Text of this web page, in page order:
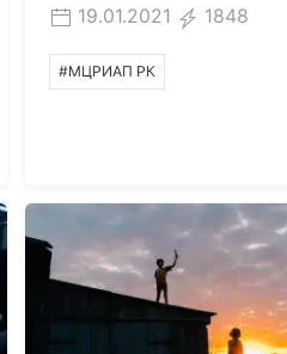
19.01.2021 1848
#МЦРИАП РК